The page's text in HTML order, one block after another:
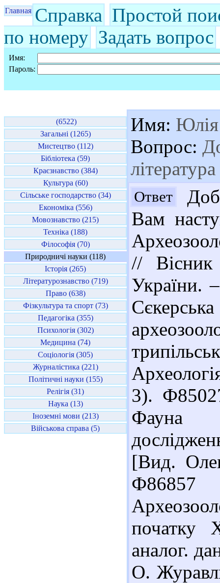
Главная Справка Простой
по номеру Задать вопрос
Имя:
Пароль:
(6522)
Загальні (1265)
Мистецтво (112)
Бібліотека (59)
Краєзнавство (384)
Культура (60)
Сільське господарство (34)
Економіка (556)
Мовознавство (215)
Техніка (188)
Філософія (70)
Природничі науки (118)
Історія (265)
Літературознавство (719)
Право (638)
Фізкультура та спорт (73)
Педагогіка (355)
Психологія (302)
Медицина (74)
Соціологія (305)
Журналістика (221)
Політичні науки (155)
Релігія (31)
Наука (13)
Іноземні мови (213)
Військова справа (5)
Имя: Юлія
Вопрос:
Ответ
Вам
// Вісник
України.
3).
Фауна
[Вид.
початку
аналог.
О.